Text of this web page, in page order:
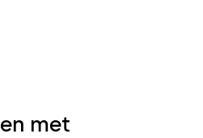
met